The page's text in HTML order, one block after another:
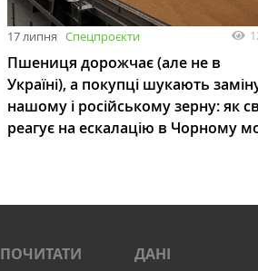
17 липня Спецпроєкти
Пшениця дорожчає (але не в
Україні), а покупці шукають
нашому і російському зерну: як
реагує на ескалацію в Чорному
ПОЧИТАТИ ДАНІ